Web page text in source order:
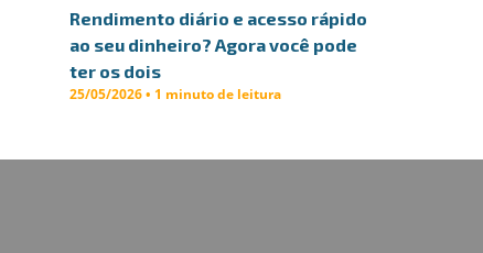
Rendimento diário e acesso rápido
ao seu dinheiro? Agora você pode
ter os dois
25/05/2026 • 1 minuto de leitura